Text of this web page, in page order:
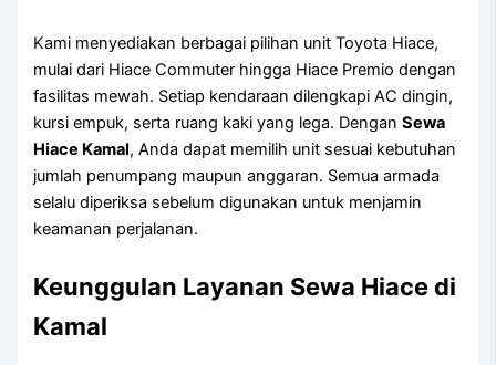
Kami menyediakan berbagai pilihan unit Toyota Hiace,
mulai dari Hiace Commuter hingga Hiace Premio dengan
fasilitas mewah. Setiap kendaraan dilengkapi AC dingin,
kursi empuk, serta ruang kaki yang lega. DenganSewa
Hiace Kamal, Anda dapat memilih unit sesuai kebutuhan
jumlah penumpang maupun anggaran. Semua armada
selalu diperiksa sebelum digunakan untuk menjamin
keamanan perjalanan.
Keunggulan Layanan Sewa Hiace di
Kamal